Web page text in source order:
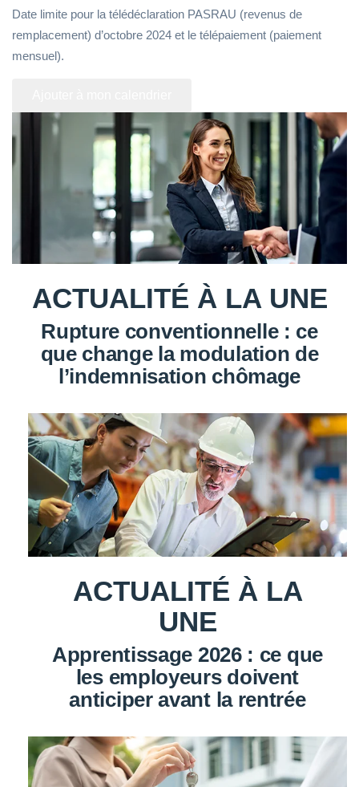
Date limite pour la télédéclaration PASRAU (revenus de
remplacement) d’octobre 2024 et le télépaiement (paiement
mensuel).
ACTUALITÉ À LA UNE
Rupture conventionnelle : ce
que change la modulation de
l’indemnisation chômage
ACTUALITÉ À LA
UNE
Apprentissage 2026 : ce que
les employeurs doivent
anticiper avant la rentrée